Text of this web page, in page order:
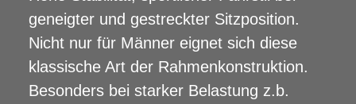
geneigter und gestreckter Sitzposition.
Nicht nur für Männer eignet sich diese
klassische Art der Rahmenkonstruktion.
Besonders bei starker Belastung z.b.